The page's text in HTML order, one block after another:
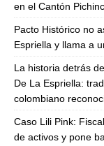
en el Cantón
Pacto Histórico no
Espriella y llama a
La historia detrás
De La Espriella:
colombiano
Caso Lili Pink:
de activos y pone